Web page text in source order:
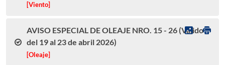
[Viento]
AVISO ESPECIAL DE OLEAJE NRO. 15 - 26 (Válido
del 19 al 23 de abril 2026)
[Oleaje]